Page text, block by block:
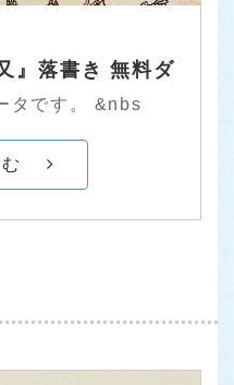
』落書き 無料ダ
タです。 &nbs
む